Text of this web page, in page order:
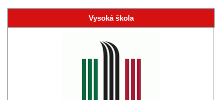
Vysoká škola